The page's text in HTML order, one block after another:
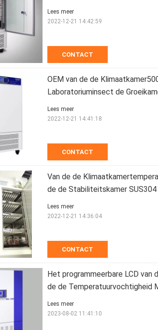
CONTACT
Lees meer
2022-12-21 14:42:59
OEM van de de
Laboratoriuminsect de
CONTACT
Lees meer
2022-12-21 14:41:18
Van de de
de de Stabiliteitskamer SUS304
CONTACT
Lees meer
2022-12-21 14:36:04
Het programmeerbare LCD
de de Temperatuurvochtigheid
Lees meer
2023-08-02 11:41:10